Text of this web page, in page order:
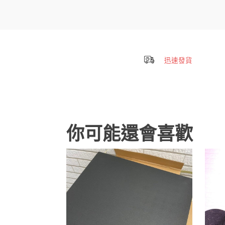
迅速發貨
你可能還會喜歡